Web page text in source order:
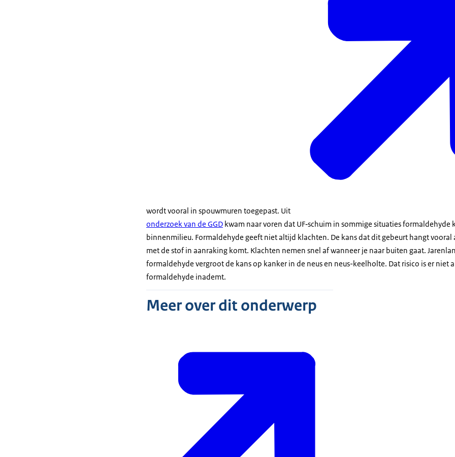
wordt vooral in spouwmuren toegepast. Uit
onderzoek van de GGD kwam naar voren dat UF‑schuim in sommige situaties formaldehyde
binnenmilieu. Formaldehyde geeft niet altijd klachten. De kans dat dit gebeurt hangt vooral
met de stof in aanraking komt. Klachten nemen snel af wanneer je naar buiten gaat.
formaldehyde vergroot de kans op kanker in de neus en neus-keelholte. Dat risico is er niet
formaldehyde inademt.
Meer over dit onderwerp